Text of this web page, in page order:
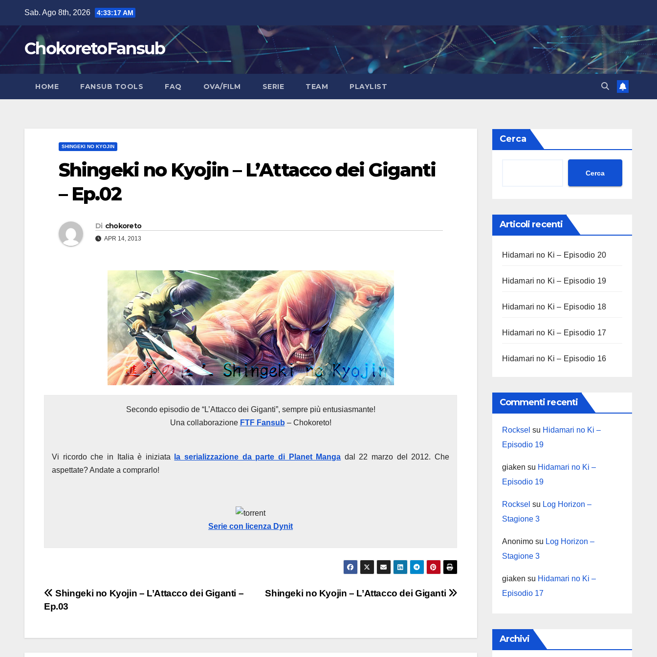
contenuto
Sab. Ago 8th, 2026 4:33:18 AM
ChokoretoFansub
HOME FANSUB TOOLS FAQ OVA/FILM SERIE TEAM PLAYLIST
SHINGEKI NO KYOJIN
Shingeki no Kyojin – L’Attacco dei Giganti
– Ep.02
Di chokoreto
APR 14, 2013
Secondo episodio de “L’Attacco dei Giganti”, sempre più entusiasmante!
Una collaborazione FTF Fansub – Chokoreto!
Vi ricordo che in Italia è iniziata la serializzazione da parte di Planet Manga dal 22 marzo del 2012. Che
aspettate? Andate a comprarlo!
Serie con licenza Dynit
Navigazione
articoli
Shingeki no Kyojin – L’Attacco dei Giganti
Shingeki no Kyojin – L’Attacco dei Giganti –
Ep.03
Cerca
Cerca
Articoli recenti
Hidamari no Ki – Episodio 20
Hidamari no Ki – Episodio 19
Hidamari no Ki – Episodio 18
Hidamari no Ki – Episodio 17
Hidamari no Ki – Episodio 16
Commenti recenti
Rocksel su Hidamari no Ki –
Episodio 19
giaken su Hidamari no Ki –
Episodio 19
Rocksel su Log Horizon –
Stagione 3
Anonimosu Log Horizon –
Stagione 3
giaken su Hidamari no Ki –
Episodio 17
Archivi